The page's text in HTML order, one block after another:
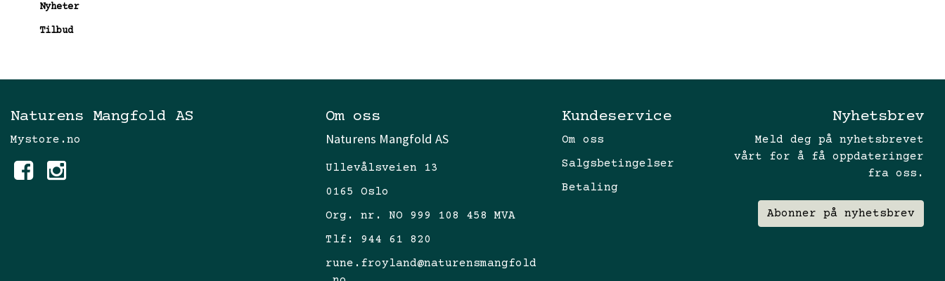
Nyheter
Tilbud
Naturens Mangfold AS
Mystore.no
Om oss
Naturens Mangfold AS
Ullevålsveien 13
0165 Oslo
Org. nr. NO 999 108 458 MVA
Tlf: 944 61 820
rune.froyland@naturensmangfold
Kundeservice
Om oss
Salgsbetingelser
Betaling
Nyhetsbrev
Meld deg på nyhetsbrevet
vårt for å få oppdateringer
fra oss.
Abonner på nyhetsbrev